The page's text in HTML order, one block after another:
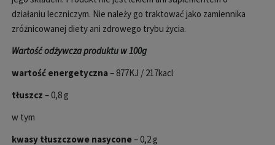
działaniu leczniczym. Nie należy go traktować jako zamiennika
zróżnicowanej diety ani zdrowego trybu życia.
Wartość odżywcza produktu w 100g
wartość energetyczna– 877KJ / 217kacl
tłuszcz – 0,8 g
w tym
kwasy tłuszczowe nasycone– 0,2 g